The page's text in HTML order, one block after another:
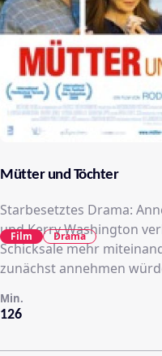
Mütter und Töchter
Starbesetztes Drama:
und Kerry Washington
Schicksale mehr
zunächst annehmen
126
Min.
Film Drama